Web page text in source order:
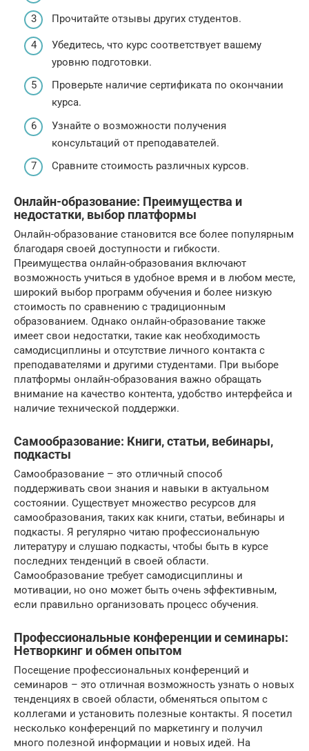
Прочитайте отзывы других студентов.
Убедитесь, что курс соответствует вашему
уровню подготовки.
Проверьте наличие сертификата по окончании
курса.
Узнайте о возможности получения
консультаций от преподавателей.
Сравните стоимость различных курсов.
Онлайн-образование: Преимущества и
недостатки‚ выбор платформы
Онлайн-образование становится все более популярным
благодаря своей доступности и гибкости.
Преимущества онлайн-образования включают
возможность учиться в удобное время и в любом месте,
широкий выбор программ обучения и более низкую
стоимость по сравнению с традиционным
образованием. Однако онлайн-образование также
имеет свои недостатки, такие как необходимость
самодисциплины и отсутствие личного контакта с
преподавателями и другими студентами. При выборе
платформы онлайн-образования важно обращать
внимание на качество контента, удобство интерфейса и
наличие технической поддержки.
Самообразование: Книги‚ статьи‚ вебинары‚
подкасты
Самообразование – это отличный способ
поддерживать свои знания и навыки в актуальном
состоянии. Существует множество ресурсов для
самообразования, таких как книги, статьи, вебинары и
подкасты. Я регулярно читаю профессиональную
литературу и слушаю подкасты, чтобы быть в курсе
последних тенденций в своей области.
Самообразование требует самодисциплины и
мотивации, но оно может быть очень эффективным,
если правильно организовать процесс обучения.
Профессиональные конференции и семинары:
Нетворкинг и обмен опытом
Посещение профессиональных конференций и
семинаров – это отличная возможность узнать о новых
тенденциях в своей области, обменяться опытом с
коллегами и установить полезные контакты. Я посетил
несколько конференций по маркетингу и получил
много полезной информации и новых идей. На